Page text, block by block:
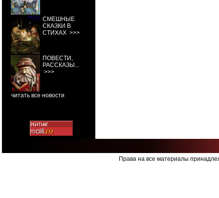
СМЕШНЫЕ
СКАЗКИ В
СТИХАХ >>>
ПОВЕСТИ,
РАССКАЗЫ...
>>>
читать все новости
Права на все материалы